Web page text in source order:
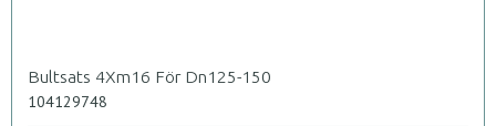
Bultsats 4Xm16 För Dn125-150
104129748